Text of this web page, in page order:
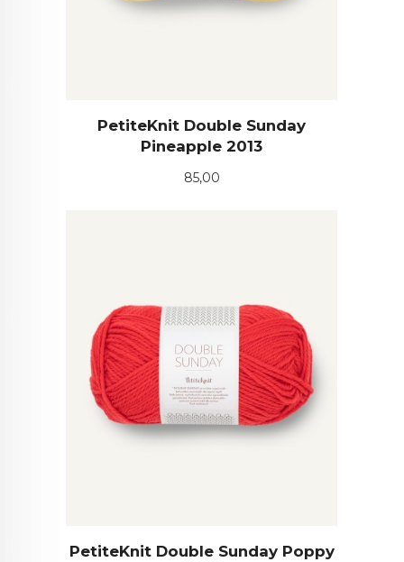
PetiteKnit Double Sunday
Pineapple 2013
Pris
85,00
PetiteKnit Double Sunday Poppy